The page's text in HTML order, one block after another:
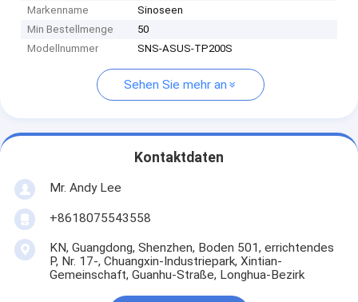
Markenname
Sinoseen
Min Bestellmenge
50
Modellnummer
SNS-ASUS-TP200S
Sehen Sie mehr an
Kontaktdaten
Mr. Andy Lee
+8618075543558
KN, Guangdong, Shenzhen, Boden 501, errichtendes
P, Nr. 17-, Chuangxin-Industriepark, Xintian-
Gemeinschaft, Guanhu-Straße, Longhua-Bezirk